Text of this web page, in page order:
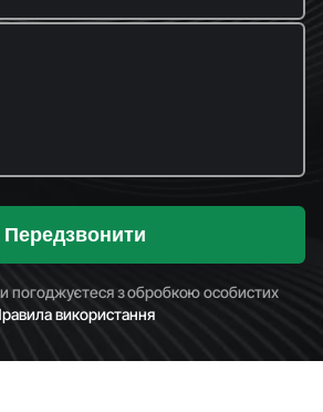
Передзвонити
погоджуєтеся з обробкою особистих
використання